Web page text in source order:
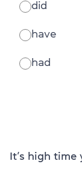
did
have
had
It’s high time